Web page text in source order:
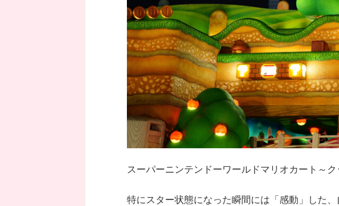
スーパーニンテンドーワールドマリオカート～
特にスター状態になった瞬間には「感動」した